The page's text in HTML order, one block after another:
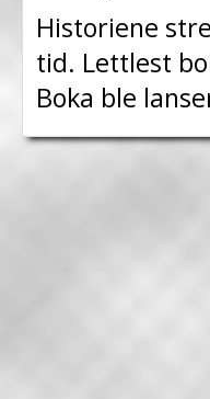
Historiene
tid. Lettlest
Boka ble